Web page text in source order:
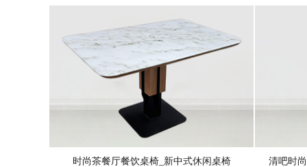
时尚茶餐厅餐饮桌椅_新中式休闲桌椅 清吧时